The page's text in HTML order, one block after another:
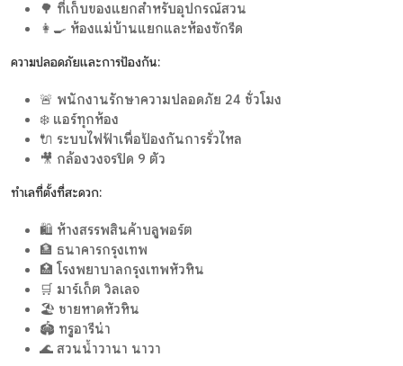
🌳 ที่เก็บของแยกสำหรับอุปกรณ์สวน
👩‍🍳 ห้องแม่บ้านแยกและห้องซักรีด
ความปลอดภัยและการป้องกัน:
🚨 พนักงานรักษาความปลอดภัย 24 ชั่วโมง
❄️ แอร์ทุกห้อง
🔌 ระบบไฟฟ้าเพื่อป้องกันการรั่วไหล
🎥 กล้องวงจรปิด 9 ตัว
ทำเลที่ตั้งที่สะดวก:
🛍️ ห้างสรรพสินค้าบลูพอร์ต
🏦 ธนาคารกรุงเทพ
🏥 โรงพยาบาลกรุงเทพหัวหิน
🛒 มาร์เก็ต วิลเลจ
🏖️ ชายหาดหัวหิน
🏟️ ทรูอารีน่า
🌊 สวนน้ำวานา นาวา